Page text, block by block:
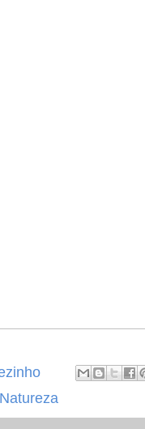
Natureza